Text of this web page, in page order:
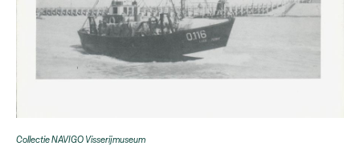
Collectie NAVIGO Visserijmuseum